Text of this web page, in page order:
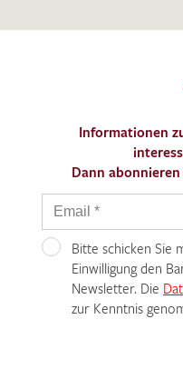
Informationen
Dann
Bitte schicken Sie
Einwilligung den
Newsletter. Die
zur Kenntnis